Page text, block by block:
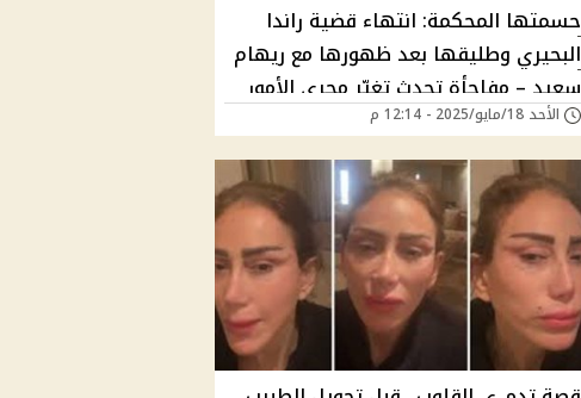
حسمتها المحكمة: انتهاء قضية راندا
البحيري وطليقها بعد ظهورها مع ريهام
سعيد – مفاجأة تحدث تغيّر مجرى الأمور
الأحد 18/مايو/2025 - 12:14 م